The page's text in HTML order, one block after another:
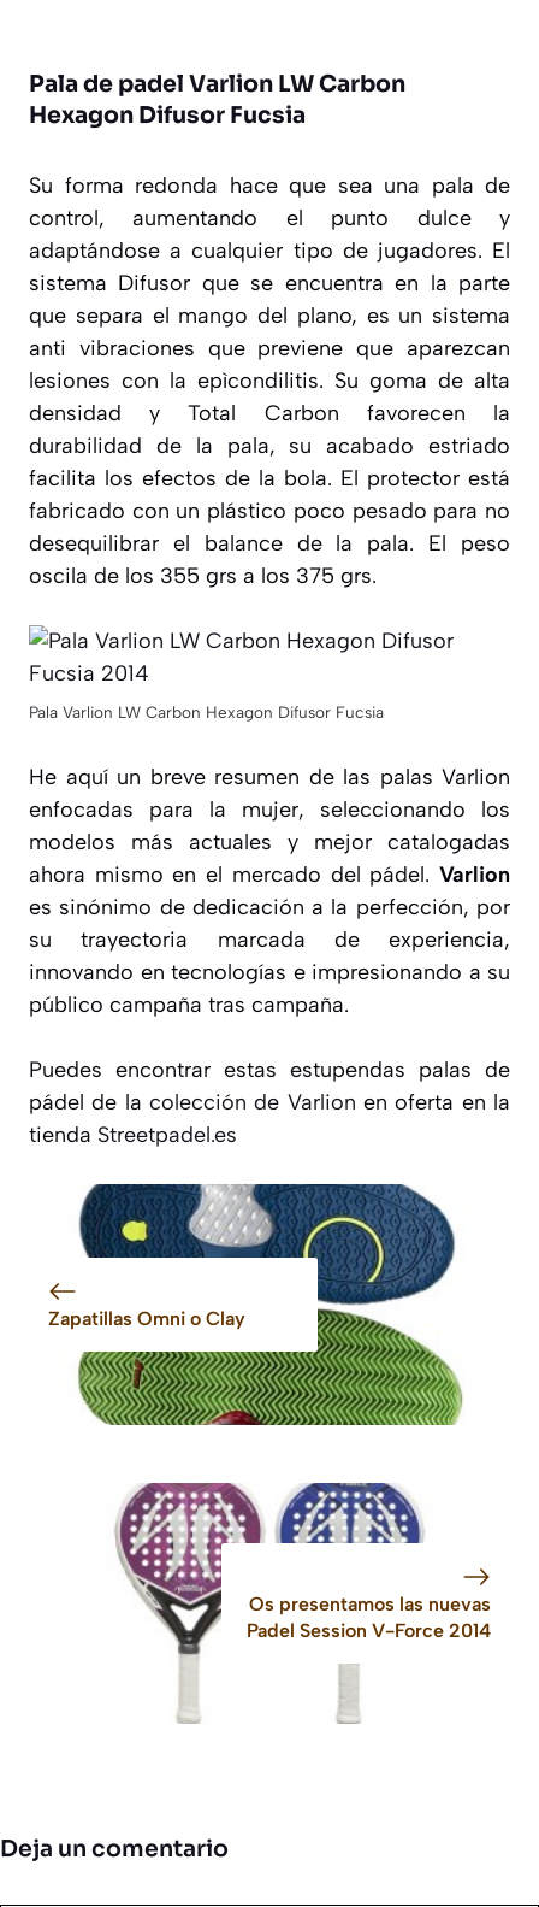
Pala de padel Varlion LW Carbon
Hexagon Difusor Fucsia
Su forma redonda hace que sea una pala de
control, aumentando el punto dulce y
adaptándose a cualquier tipo de jugadores. El
sistema Difusor que se encuentra en la parte
que separa el mango del plano, es un sistema
anti vibraciones que previene que aparezcan
lesiones con la epìcondilitis. Su goma de alta
densidad y Total Carbon favorecen la
durabilidad de la pala, su acabado estriado
facilita los efectos de la bola. El protector está
fabricado con un plástico poco pesado para no
desequilibrar el balance de la pala. El peso
oscila de los 355 grs a los 375 grs.
Pala Varlion LW Carbon Hexagon Difusor Fucsia
He aquí un breve resumen de las palas Varlion
enfocadas para la mujer, seleccionando los
modelos más actuales y mejor catalogadas
ahora mismo en el mercado del pádel. Varlion
es sinónimo de dedicación a la perfección, por
su trayectoria marcada de experiencia,
innovando en tecnologías e impresionando a su
público campaña tras campaña.
Puedes encontrar estas estupendas palas de
pádel de la colección de Varlion en oferta en la
tienda Streetpadel.es
Zapatillas Omni o Clay
Os presentamos las nuevas
Padel Session V-Force 2014
Deja un comentario